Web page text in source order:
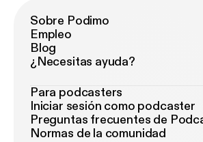
Sobre Podimo
Empleo
Blog
¿Necesitas ayuda?
Para podcasters
Iniciar sesión como podcaster
Preguntas frecuentes de
Normas de la comunidad